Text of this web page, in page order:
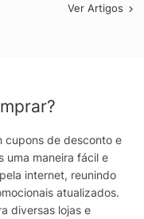
Ver Artigos
cupons de desconto e
uma maneira fácil e
internet, reunindo
atualizados.
diversas lojas e